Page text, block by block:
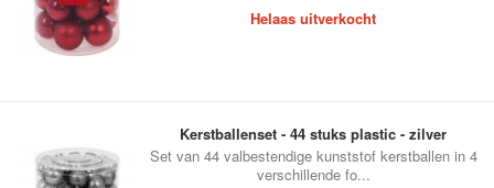
Helaas uitverkocht
Kerstballenset - 44 stuks plastic - zilver
Set van 44 valbestendige kunststof kerstballen in 4
verschillende fo...